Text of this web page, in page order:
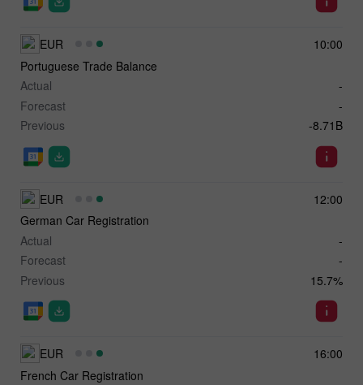
10:00
EUR
Portuguese Trade Balance
Actual
-
Forecast
-
Previous
-8.71B
12:00
EUR
German Car Registration
Actual
-
Forecast
-
Previous
15.7%
16:00
EUR
French Car Registration